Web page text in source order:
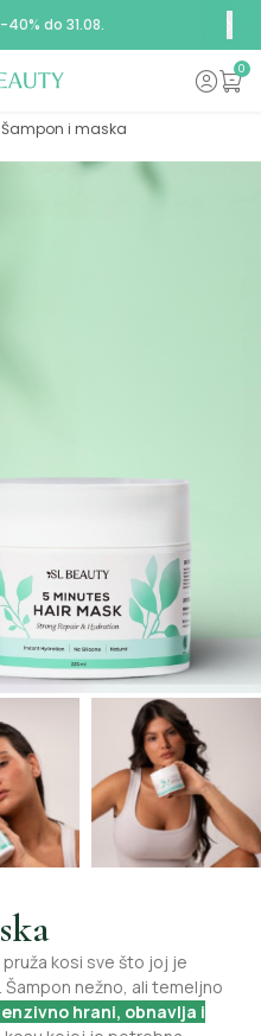
do 31.08.
0
Šampon i maska
pruža kosi sve što joj je
nežno, ali temeljno
hrani, obnavlja i